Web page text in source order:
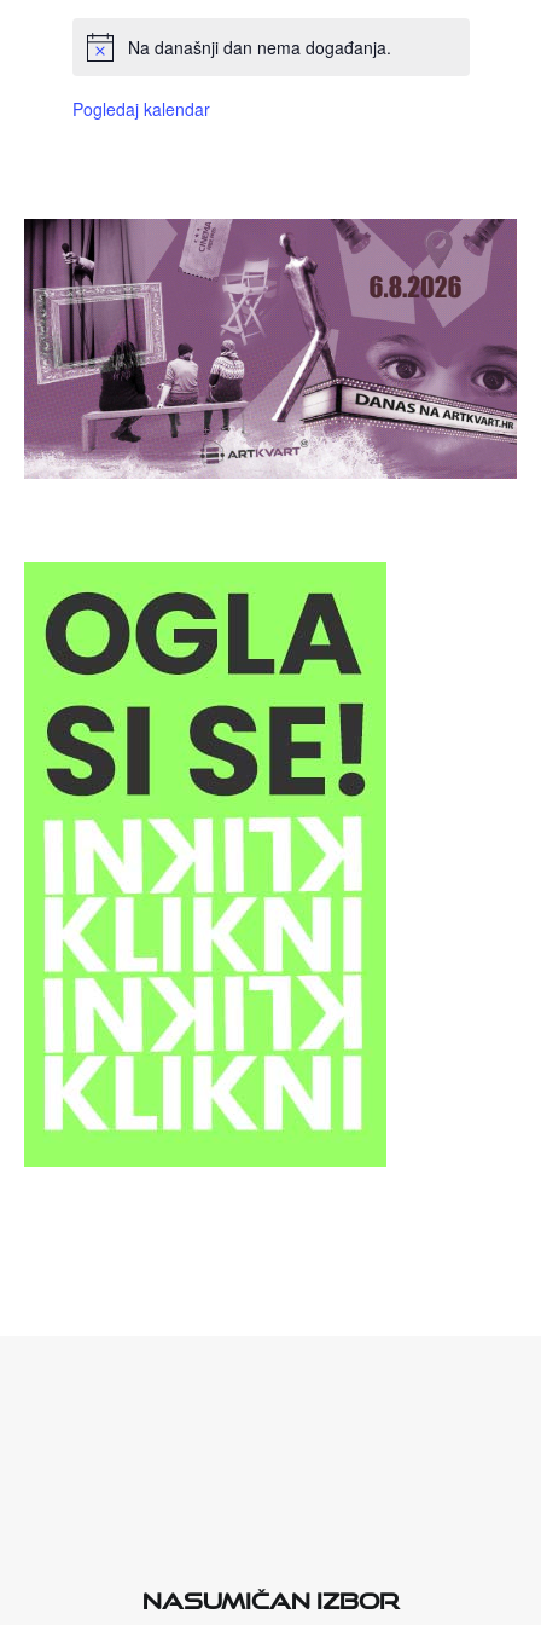
Na današnji dan nema događanja.
Pogledaj kalendar
Nasumičan izbor